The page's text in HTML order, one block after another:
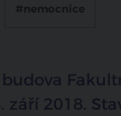
#nemocnice
září 2018.